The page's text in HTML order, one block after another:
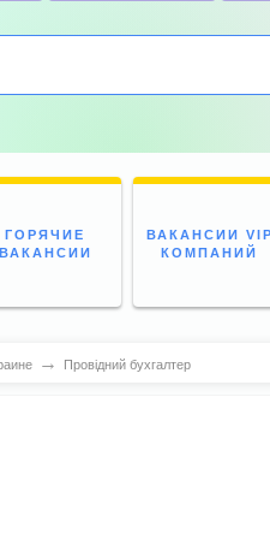
ГОРЯЧИЕ
ВАКАНСИИ
ВАКАНСИИ VIP
КОМПАНИЙ
→ Провідний бухгалтер